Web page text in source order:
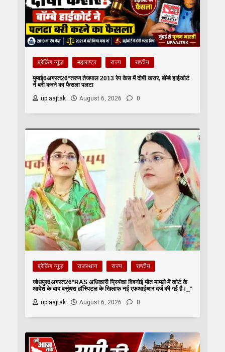
ब्रेकिंग न्यूज़ महाराष्ट्र राज्य राष्टीय
मुम्बई6अगस्त26*तरुण तेजपाल 2013 रेप केस में दोषी करार, बॉम्बे हाईकोर्ट
ने बरी करने का फैसला पलटा
up aajtak
August 6, 2026 0
ब्रेकिंग न्यूज़ राजस्थान राज्य राष्टीय
जोधपुर6अगस्त26*RAS अधिकारी प्रियंका विश्नोई मौत मामले में कोर्ट के
आदेश के बाद वसुंधरा हॉस्पिटल के खिलाफ नई एफआईआर दर्ज की गई है।_*
up aajtak
August 6, 2026 0